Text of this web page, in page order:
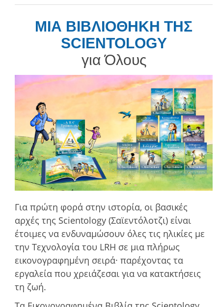
ΜΙΑ ΒΙΒΛΙΟΘΗΚΗ ΤΗΣ
SCIENTOLOGY
για Όλους
Για πρώτη φορά στην ιστορία, οι βασικές
αρχές της Scientology (Σαϊεντόλοτζι) είναι
έτοιμες να ενδυναμώσουν όλες τις ηλικίες με
την Τεχνολογία του LRH σε μια πλήρως
εικονογραφημένη σειρά· παρέχοντας τα
εργαλεία που χρειάζεσαι για να κατακτήσεις
τη ζωή.